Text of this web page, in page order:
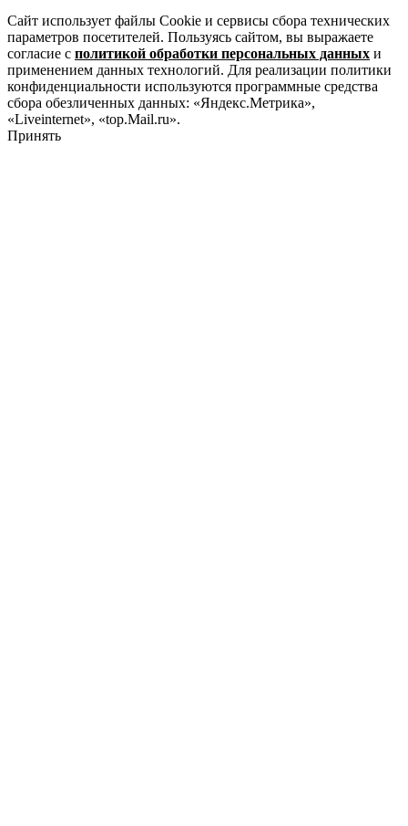
Сайт использует файлы Cookie и сервисы сбора технических
параметров посетителей. Пользуясь сайтом, вы выражаете
согласие с политикой обработки персональных данных и
применением данных технологий. Для реализации политики
конфиденциальности используются программные средства
сбора обезличенных данных: «Яндекс.Метрика»,
«Liveinternet», «top.Mail.ru».
Принять